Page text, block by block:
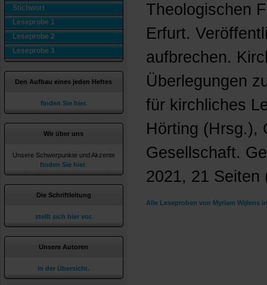
Stichwort
Leseprobe 1
Leseprobe 2
Leseprobe 3
Den Aufbau eines jeden Heftes
finden Sie hier.
Wir über uns
Unsere Schwerpunkte und Akzente
finden Sie hier
Die Schriftleitung
stellt sich hier vor.
Unsere Autoren
in der Übersicht.
Theologischen
Erfurt.
aufbrechen.
Überlegungen
für kirchliches
Hörting (Hrsg.),
Gesellschaft.
2021, 21 Seiten
Alle Leseproben von Myriam Wijlens